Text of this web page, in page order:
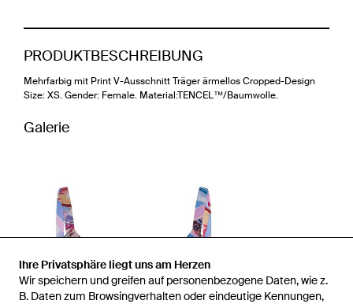
Ihre Privatsphäre liegt uns am Herzen
Wir speichern und greifen auf personenbezogene Daten, wie z.
B. Daten zum Browsingverhalten oder eindeutige Kennungen,
PRODUKTBESCHREIBUNG
Mehrfarbig mit Print V-Ausschnitt Träger ärmellos Cropped-Design
Size: XS. Gender: Female. Material:TENCEL™/Baumwolle.
Galerie